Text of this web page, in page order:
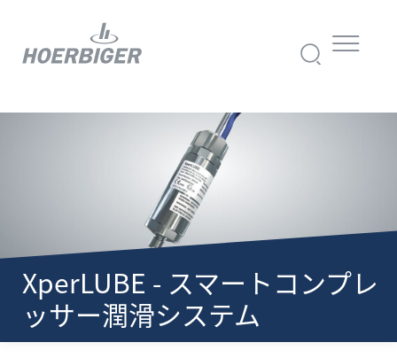
XperLUBE - スマートコンプレ
ッサー潤滑システム